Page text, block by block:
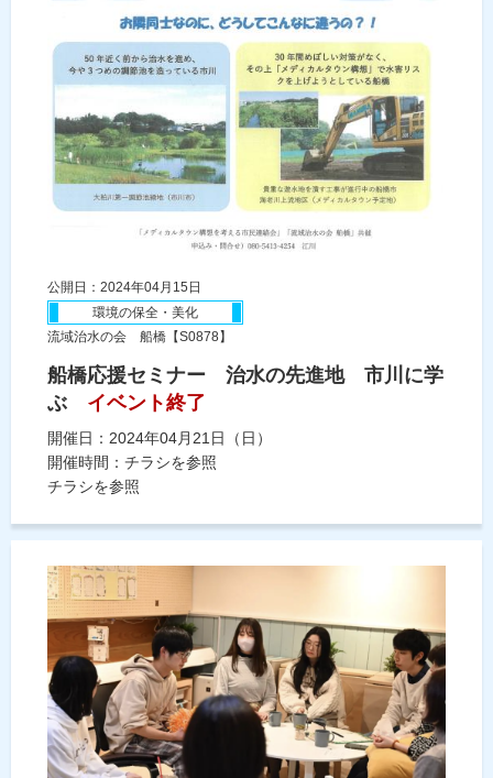
公開日：2024年04月15日
環境の保全・美化
流域治水の会 船橋【S0878】
船橋応援セミナー 治水の先進地 市川に学
ぶ
イベント終了
開催日：2024年04月21日（日）
開催時間：チラシを参照
チラシを参照